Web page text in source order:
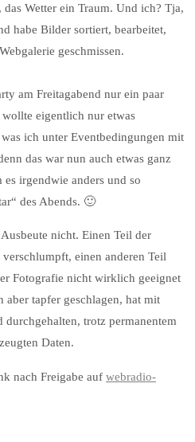
Wetter ein Traum. Und ich? Tja,
habe Bilder sortiert, bearbeitet,
geschmissen.
am Freitagabend nur ein paar
eigentlich nur etwas
ich unter Eventbedingungen mit
das war nun auch etwas ganz
irgendwie anders und so
des Abends. 🙂
nicht. Einen Teil der
einen anderen Teil
Fotografie nicht wirklich geeignet
aber tapfer geschlagen, hat mit
trotz permanentem
Daten.
nach Freigabe auf webradio-